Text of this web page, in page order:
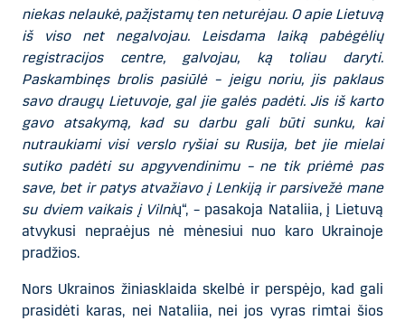
niekas nelaukė, pažįstamų ten neturėjau. O apie Lietuvą
iš viso net negalvojau. Leisdama laiką pabėgėlių
registracijos centre, galvojau, ką toliau daryti.
Paskambinęs brolis pasiūlė – jeigu noriu, jis paklaus
savo draugų Lietuvoje, gal jie galės padėti. Jis iš karto
gavo atsakymą, kad su darbu gali būti sunku, kai
nutraukiami visi verslo ryšiai su Rusija, bet jie mielai
sutiko padėti su apgyvendinimu – ne tik priėmė pas
save, bet ir patys atvažiavo į Lenkiją ir parsivežė mane
su dviem vaikais į Vilnių“, – pasakoja Nataliia, į Lietuvą
atvykusi nepraėjus nė mėnesiui nuo karo Ukrainoje
pradžios.
Nors Ukrainos žiniasklaida skelbė ir perspėjo, kad gali
prasidėti karas, nei Nataliia, nei jos vyras rimtai šios